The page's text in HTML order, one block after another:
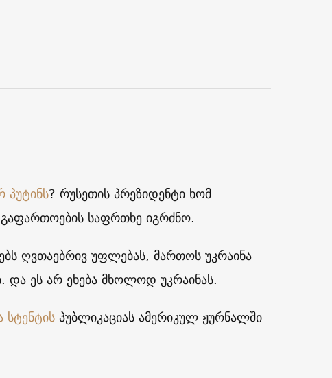
? რუსეთის პრეზიდენტი ხომ
საფრთხე იგრძნო.
ღვთაებრივ უფლებას, მართოს უკრაინა
და ეს არ ეხება მხოლოდ უკრაინას.
პუბლიკაციას ამერიკულ ჟურნალში